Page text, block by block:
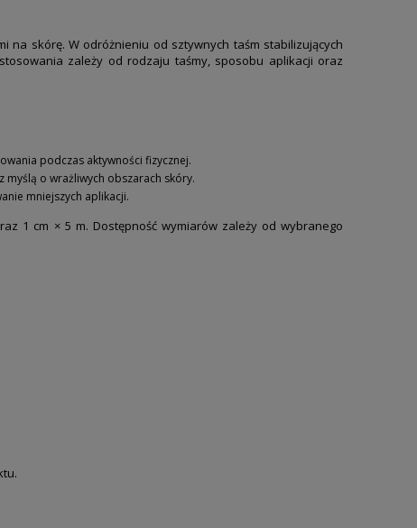
na skórę. W odróżnieniu od sztywnych taśm stabilizujących
zależy od rodzaju taśmy, sposobu aplikacji oraz
podczas aktywności fizycznej.
o wrażliwych obszarach skóry.
mniejszych aplikacji.
1 cm × 5 m. Dostępność wymiarów zależy od wybranego